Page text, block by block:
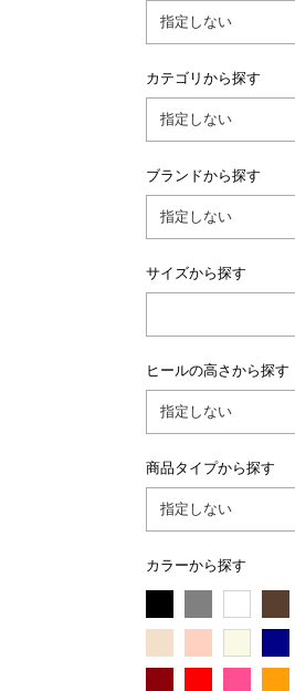
カテゴリから探す
ブランドから探す
サイズから探す
ヒールの高さから探す
商品タイプから探す
カラーから探す